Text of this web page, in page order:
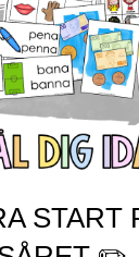
START